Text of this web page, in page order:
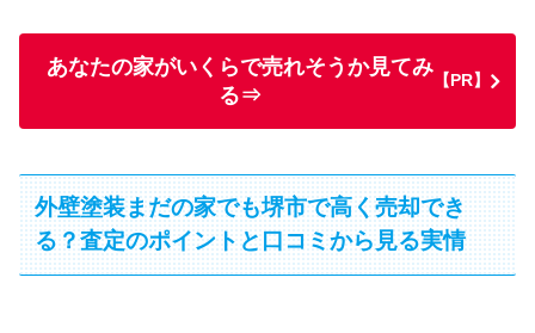
あなたの家がいくらで売れそうか見てみ
る⇒
【PR】
外壁塗装まだの家でも堺市で高く売却でき
る？査定のポイントと口コミから見る実情